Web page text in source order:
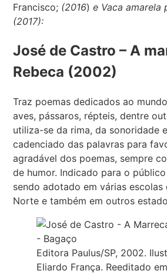
Francisco; (2016) e Vaca amarela
(2017):
José de Castro – A
Rebeca (2002)
Traz poemas dedicados ao
aves, pássaros, répteis, dentre
utiliza-se da rima, da sonoridade
cadenciado das palavras para
agradável dos poemas, sempre
de humor. Indicado para o
sendo adotado em várias escolas
Norte e também em outros
Editora Paulus/SP, 2002.
Eliardo França. Reeditado